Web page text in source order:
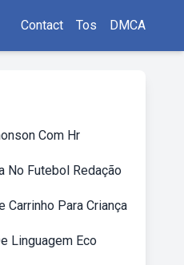
Contact Tos DMCA
Com Hr
No Futebol Redação
Carrinho Para Criança
Linguagem Eco